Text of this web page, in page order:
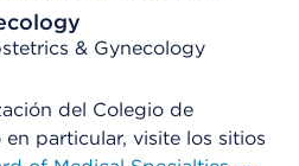
& Gynecology
del Colegio de
particular, visite los sitios